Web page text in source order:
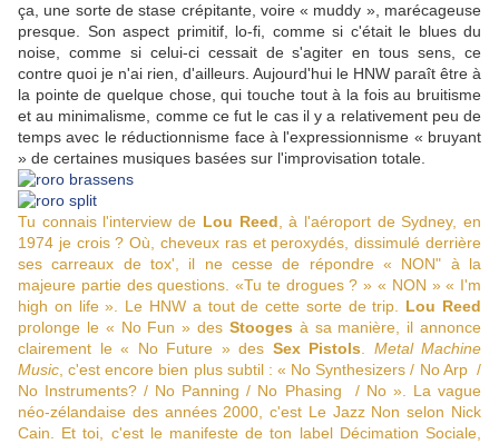
ça, une sorte de stase crépitante, voire « muddy », marécageuse
presque. Son aspect primitif, lo-fi, comme si c'était le blues du
noise, comme si celui-ci cessait de s'agiter en tous sens, ce
contre quoi je n'ai rien, d'ailleurs. Aujourd'hui le HNW paraît être à
la pointe de quelque chose, qui touche tout à la fois au bruitisme
et au minimalisme, comme ce fut le cas il y a relativement peu de
temps avec le réductionnisme face à l'expressionnisme « bruyant
» de certaines musiques basées sur l'improvisation totale.
Tu connais l'interview de Lou Reed , à l'aéroport de Sydney, en
1974 je crois ? Où, cheveux ras et peroxydés, dissimulé derrière
ses carreaux de tox', il ne cesse de répondre « NON" à la
majeure partie des questions. «Tu te drogues ?» « NON » « I'm
high on life» . Le HNW a tout de cette sorte de trip. Lou Reed
prolonge le « No Fun» des Stooges à sa manière, il annonce
clairement le « No Future »des Sex Pistols
Metal Machine
Music , c'est encore bien plus subtil : « No Synthesizers / No Arp /
No Instruments? / No Panning / No Phasing / No ». La vague
néo-zélandaise des années 2000, c'est Le Jazz Non selon Nick
Cain. Et toi, c'est le manifeste de ton label Décimation Sociale,